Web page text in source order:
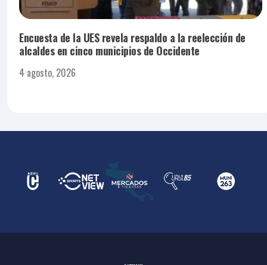
Encuesta de la UES revela respaldo a la reelección de
alcaldes en cinco municipios de Occidente
4 agosto, 2026